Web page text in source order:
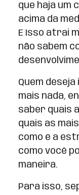
que haja um
acima da
E Isso atrai
não sabem
Quem
mais nada,
saber quais
quais as
como é a
como você
maneira.
Para isso,